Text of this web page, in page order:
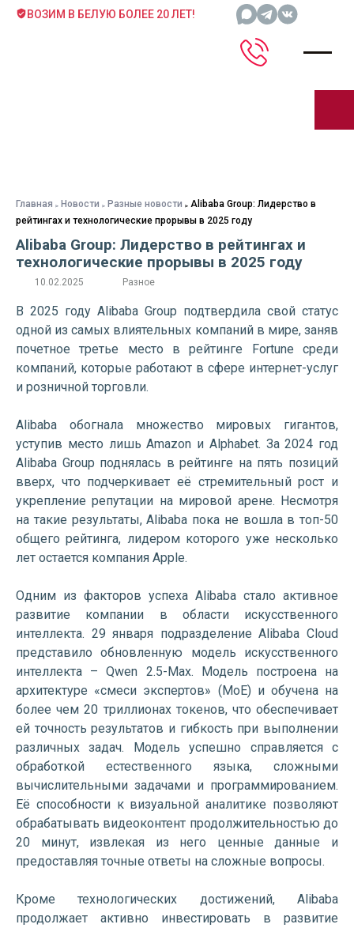
ВОЗИМ В БЕЛУЮ БОЛЕЕ 20 ЛЕТ!
Главная Новости Разные новости
Alibaba Group: Лидерство в
рейтингах и технологические прорывы в 2025 году
Alibaba Group: Лидерство в рейтингах и
технологические прорывы в 2025 году
10.02.2025 Разное
В 2025 году Alibaba Group подтвердила свой статус
одной из самых влиятельных компаний в мире, заняв
почетное третье место в рейтинге Fortune среди
компаний, которые работают в сфере интернет-услуг
и розничной торговли.
Alibaba обогнала множество мировых гигантов,
уступив место лишь Amazon и Alphabet. За 2024 год
Alibaba Group поднялась в рейтинге на пять позиций
вверх, что подчеркивает её стремительный рост и
укрепление репутации на мировой арене. Несмотря
на такие результаты, Alibaba пока не вошла в топ-50
общего рейтинга, лидером которого уже несколько
лет остается компания Apple.
Одним из факторов успеха Alibaba стало активное
развитие компании в области искусственного
интеллекта. 29 января подразделение Alibaba Cloud
представило обновленную модель искусственного
интеллекта – Qwen 2.5-Max. Модель построена на
архитектуре «смеси экспертов» (MoE) и обучена на
более чем 20 триллионах токенов, что обеспечивает
ей точность результатов и гибкость при выполнении
различных задач. Модель успешно справляется с
обработкой естественного языка, сложными
вычислительными задачами и программированием.
Её способности к визуальной аналитике позволяют
обрабатывать видеоконтент продолжительностью до
20 минут, извлекая из него ценные данные и
предоставляя точные ответы на сложные вопросы.
Кроме технологических достижений, Alibaba
продолжает активно инвестировать в развитие